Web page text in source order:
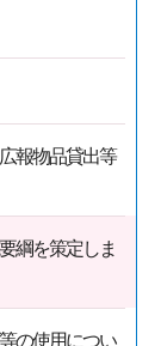
報物品貸出等
綱を策定しま
の使用につい